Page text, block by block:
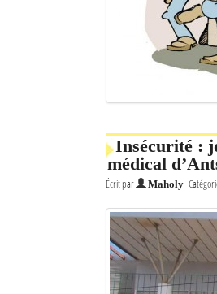
Insécurité :
médical
Écrit par Maholy